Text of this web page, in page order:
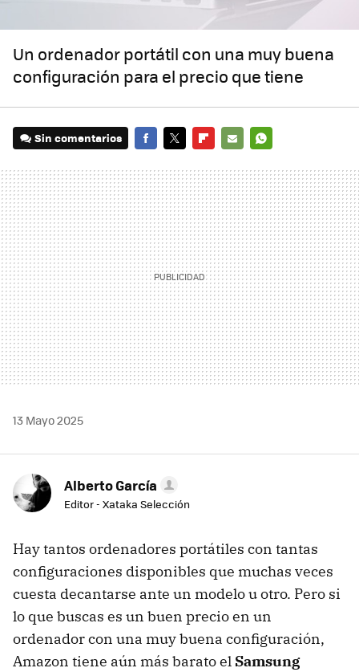
Un ordenador portátil con una muy buena
configuración para el precio que tiene
Sin comentarios
MAIL
13 Mayo 2025
Alberto García
Editor - Xataka Selección
Hay tantos ordenadores portátiles con tantas
configuraciones disponibles que muchas veces
cuesta decantarse ante un modelo u otro. Pero si
lo que buscas es un buen precio en un
ordenador con una muy buena configuración,
Amazon tiene aún más barato el Samsung